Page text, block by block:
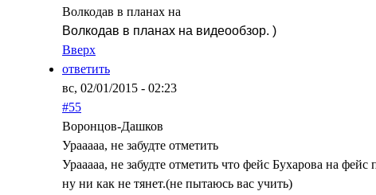
Волкодав в планах на
Волкодав в планах на видеообзор. )
Вверх
ответить
вс, 02/01/2015 - 02:23
#55
Воронцов-Дашков
Урааааа, не забудте отметить
Урааааа, не забудте отметить что фейс Бухарова на
ну ни как не тянет.(не пытаюсь вас учить)